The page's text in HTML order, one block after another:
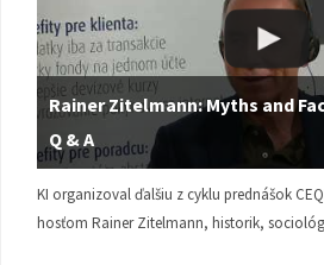
Rainer Zitelmann: Myths and
Q & A
KI organizoval ďalšiu z cyklu prednášok
hosťom Rainer Zitelmann, historik,